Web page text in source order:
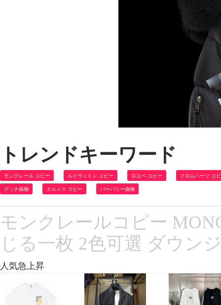
トレンドキーワード
モンクレール コピー ルイヴィトン コピー ロエベ コピー クロムハーツ コ
グッチ偽物 エルメス コピー バーバリー偽物
モンクレールコピー
じる一枚 2色可選 ダウン
人気急上昇